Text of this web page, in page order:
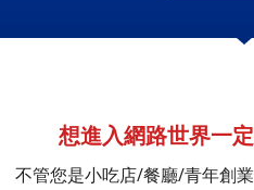
想進入網路世界一
不管您是小吃店/餐廳/青年創